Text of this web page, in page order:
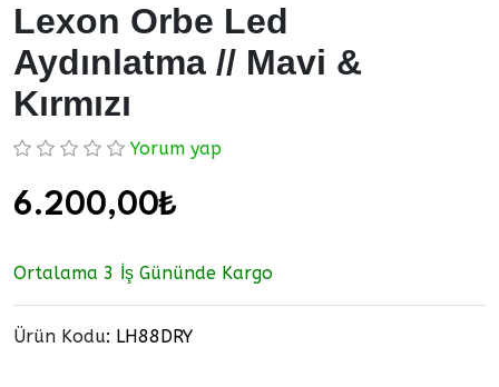
Lexon Orbe Led
Aydınlatma // Mavi &
Kırmızı
Yorum yap
6.200,00₺
Ortalama 3 İş Gününde Kargo
Ürün Kodu: LH88DRY